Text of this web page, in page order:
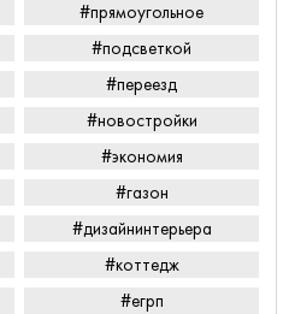
#прямоугольное
#подсветкой
#переезд
#новостройки
#экономия
#газон
#дизайнинтерьера
#коттедж
#егрп